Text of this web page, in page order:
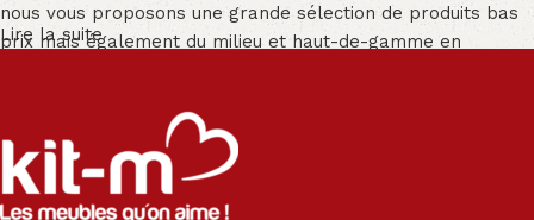
nous vous proposons une grande sélection de produits bas
prix mais également du milieu et haut-de-gamme en
Salon angle - Salon convertible - Salon relax - Canapé -
Canapé lit - Cuisine sur-mesure - Fauteuil - Armoire - Table
et chaise - Meuble de salle de bain - Literie - Lit - Bureau -
Électroménager - Télévision led - Réfrigérateur -
Lire la suite